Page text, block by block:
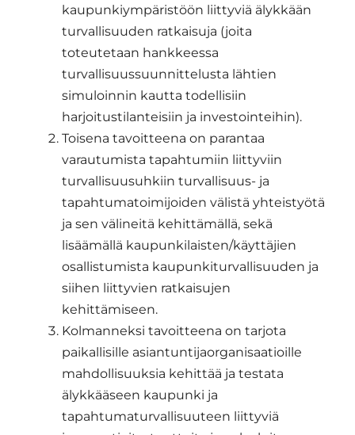
kaupunkiympäristöön liittyviä älykkään
turvallisuuden ratkaisuja (joita
toteutetaan hankkeessa
turvallisuussuunnittelusta lähtien
simuloinnin kautta todellisiin
harjoitustilanteisiin ja investointeihin).
Toisena tavoitteena on parantaa
varautumista tapahtumiin liittyviin
turvallisuusuhkiin turvallisuus- ja
tapahtumatoimijoiden välistä yhteistyötä
ja sen välineitä kehittämällä, sekä
lisäämällä kaupunkilaisten/käyttäjien
osallistumista kaupunkiturvallisuuden ja
siihen liittyvien ratkaisujen
kehittämiseen.
Kolmanneksi tavoitteena on tarjota
paikallisille asiantuntijaorganisaatioille
mahdollisuuksia kehittää ja testata
älykkääseen kaupunki ja
tapahtumaturvallisuuteen liittyviä